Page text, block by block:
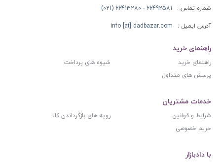
شماره تماس : 66492581 - 66413280 (021)
آدرس ایمیل : info [at] dadbazar.com
راهنمای خرید
راهنمای خرید
شیوه های پرداخت
پرسش های متداول
خدمات مشتریان
شرایط و قوانین
رویه های بازگرداندن کالا
حریم خصوصی
با دادبازار